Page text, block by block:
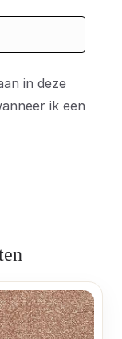
in deze
ik een